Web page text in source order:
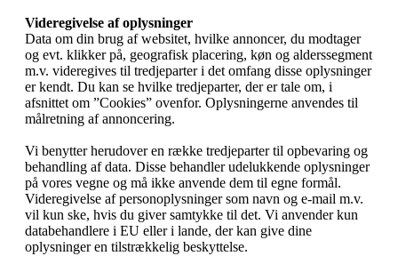
Videregivelse af oplysninger
Data om din brug af websitet, hvilke annoncer, du modtager
og evt. klikker på, geografisk placering, køn og alderssegment
m.v. videregives til tredjeparter i det omfang disse oplysninger
er kendt. Du kan se hvilke tredjeparter, der er tale om, i
afsnittet om ”Cookies” ovenfor. Oplysningerne anvendes til
målretning af annoncering.
Vi benytter herudover en række tredjeparter til opbevaring og
behandling af data. Disse behandler udelukkende oplysninger
på vores vegne og må ikke anvende dem til egne formål.
Videregivelse af personoplysninger som navn og e-mail m.v.
vil kun ske, hvis du giver samtykke til det. Vi anvender kun
databehandlere i EU eller i lande, der kan give dine
oplysninger en tilstrækkelig beskyttelse.